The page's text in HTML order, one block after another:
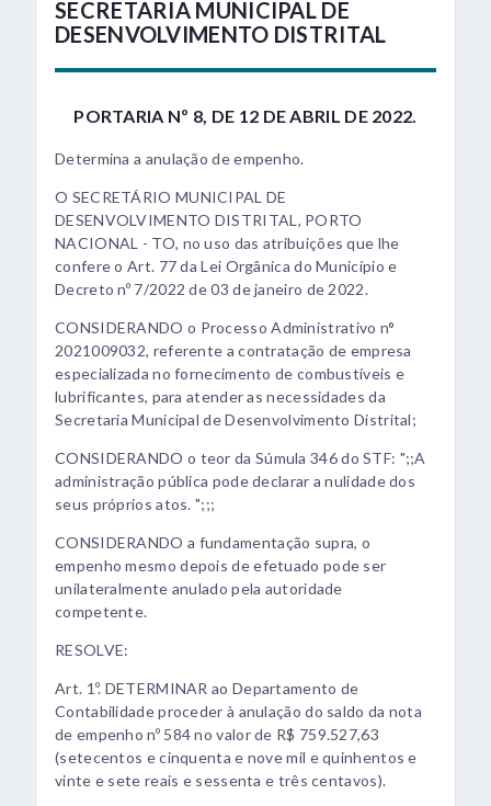
SECRETARIA MUNICIPAL DE
DESENVOLVIMENTO DISTRITAL
PORTARIA Nº 8, DE 12 DE ABRIL DE 2022.
Determina a anulação de empenho.
O SECRETÁRIO MUNICIPAL DE
DESENVOLVIMENTO DISTRITAL, PORTO
NACIONAL - TO, no uso das atribuições que lhe
confere o Art. 77 da Lei Orgânica do Município e
Decreto nº 7/2022 de 03 de janeiro de 2022.
CONSIDERANDO o Processo Administrativo n°
2021009032, referente a contratação de empresa
especializada no fornecimento de combustíveis e
lubrificantes, para atender as necessidades da
Secretaria Municipal de Desenvolvimento Distrital;
CONSIDERANDO o teor da Súmula 346 do STF: ";;A
administração pública pode declarar a nulidade dos
seus próprios atos. ";;;
CONSIDERANDO a fundamentação supra, o
empenho mesmo depois de efetuado pode ser
unilateralmente anulado pela autoridade
competente.
RESOLVE:
Art. 1º. DETERMINAR ao Departamento de
Contabilidade proceder à anulação do saldo da nota
de empenho nº 584 no valor de R$ 759.527,63
(setecentos e cinquenta e nove mil e quinhentos e
vinte e sete reais e sessenta e três centavos).